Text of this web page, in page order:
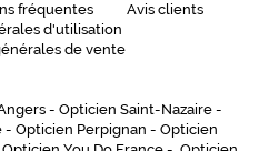
fréquentes
Avis clients
d'utilisation
de vente
- Opticien Saint-Nazaire -
- Opticien Perpignan - Opticien